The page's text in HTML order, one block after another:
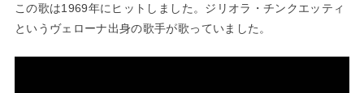
この歌は1969年にヒットしました。ジリオラ・チンクエッティ
というヴェローナ出身の歌手が歌っていました。